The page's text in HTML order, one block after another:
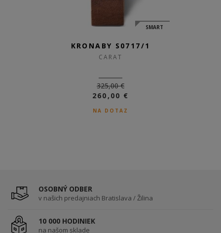
SMART
KRONABY S0717/1
CARAT
325,00 €
260,00 €
NA DOTAZ
OSOBNÝ ODBER
v našich predajniach Bratislava / Žilina
10 000 HODINIEK
na našom sklade